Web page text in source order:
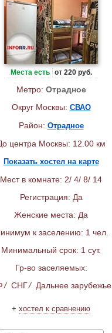
Места есть от 220 руб.
Метро: Отрадное
Округ Москвы: СВАО
Район: Отрадное
центра Москвы: 12.00 км
Показать хостел на карте
Мест в комнате: 2/ 4/ 8/ 14
Регистрация: Да
Женские места: Да
к заселению: 1 чел.
Минимальный срок: 1 сут.
Гр-во заселяемых:
/ СНГ/ Дальнее зарубежье
+ хостел к сравнению